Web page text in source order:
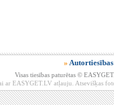
» Autortiesības
Visas tiesības paturētas ©
ar EASYGET.LV atļauju. Atsevišķas